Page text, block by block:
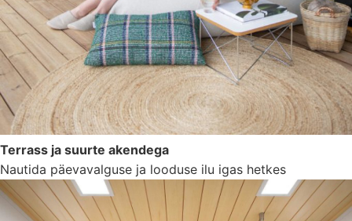
Terrass ja suurte akendega
Nautida päevavalguse ja looduse ilu igas hetkes